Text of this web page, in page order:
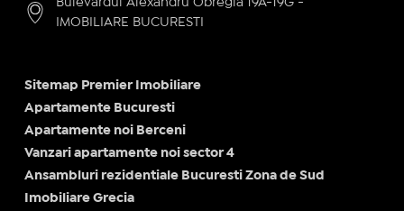
Bulevardul Alexandru Obregia 19A-19G -
IMOBILIARE BUCURESTI
Sitemap Premier Imobiliare
Apartamente Bucuresti
Apartamente noi Berceni
Vanzari apartamente noi sector 4
Ansambluri rezidentiale Bucuresti Zona de Sud
Imobiliare Grecia